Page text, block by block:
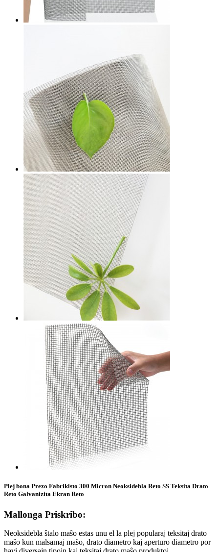
Plej bona Prezo Fabrikisto 300 Micron Neoksidebla Reto SS Teksita Drato
Reto Galvanizita Ekran Reto
Mallonga Priskribo:
Neoksidebla ŝtalo maŝo estas unu el la plej popularaj teksitaj drato
maŝo kun malsamaj maŝo, drato diametro kaj aperturo diametro por